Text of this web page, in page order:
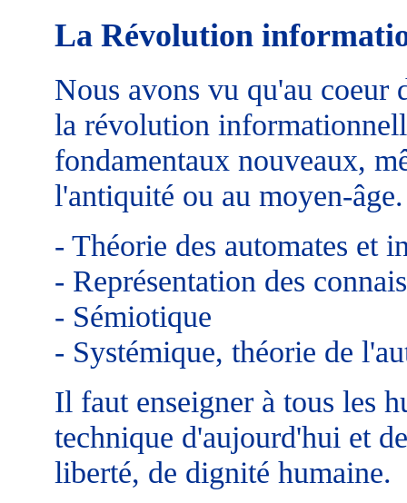
La Révolution
Nous avons vu qu'au coeur
la révolution
fondamentaux nouveaux,
l'antiquité ou au moyen-âge.
- Théorie des automates et
- Représentation des
- Sémiotique
- Systémique, théorie de
Il faut enseigner à tous les
technique d'aujourd'hui et
liberté, de dignité humaine.